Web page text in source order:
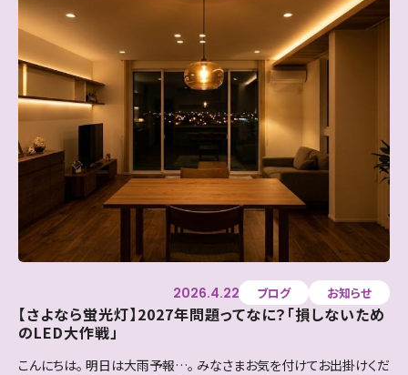
【さよなら蛍光灯】2027年問題ってなに？「損しないため
のLED大作戦」
2026.4.22 ブログ お知らせ
こんにちは。 明日は大雨予報…。 みなさまお気を付けてお出掛けくだ